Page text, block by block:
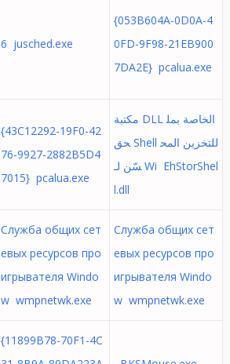
6 jusched.exe
{053B604A-0D0A-4
0FD-9F98-21EB900
7DA2E} pcalua.exe
{43C12292-19F0-42
76-9927-2882B5D4
7015} pcalua.exe
مكتبة DLL الخاصة بمل
حق Shell للتخزين المح
سّن لـ Wi EhStorShel
l.dll
Служба общих сет
евых ресурсов про
игрывателя Windo
w wmpnetwk.exe
Служба общих сет
евых ресурсов про
игрывателя Windo
w wmpnetwk.exe
{11899B78-70F1-4C